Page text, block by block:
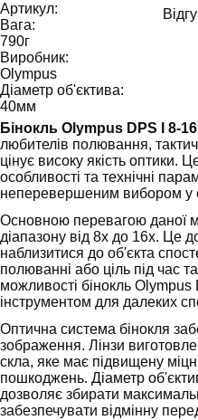
Артикул:
Вага:
790г
Виробник:
Olympus
Діаметр об'єктива:
40мм
Бінокль Olympus DPS I 8-
любителів полювання,
цінує високу якість оптики.
особливості та технічні
неперевершеним вибором у
Основною перевагою даної
діапазону від 8x до 16x. Це
наблизитися до об'єкта
полюванні або ціль під час
можливості бінокль
інструментом для далеких
Оптична система бінокля
зображення. Лінзи
скла, яке має підвищену
пошкоджень. Діаметр
дозволяє збирати
забезпечувати відмінну